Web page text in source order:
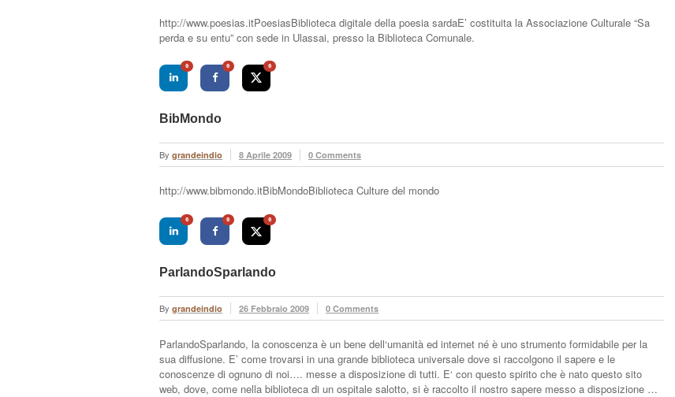
http://www.poesias.itPoesiasBiblioteca digitale della poesia sardaE’ costituita la Associazione Culturale “Sa
perda e su entu” con sede in Ulassai, presso la Biblioteca Comunale.
0 0 0
BibMondo
By grandeindio 8 Aprile 2009 0 Comments
http://www.bibmondo.itBibMondoBiblioteca Culture del mondo
0 0 0
ParlandoSparlando
By grandeindio 26 Febbraio 2009 0 Comments
ParlandoSparlando, la conoscenza è un bene dell‘umanità ed internet né è uno strumento formidabile per la
sua diffusione. E’ come trovarsi in una grande biblioteca universale dove si raccolgono il sapere e le
conoscenze di ognuno di noi…. messe a disposizione di tutti. E‘ con questo spirito che è nato questo sito
web, dove, come nella biblioteca di un ospitale salotto, si è raccolto il nostro sapere messo a disposizione …